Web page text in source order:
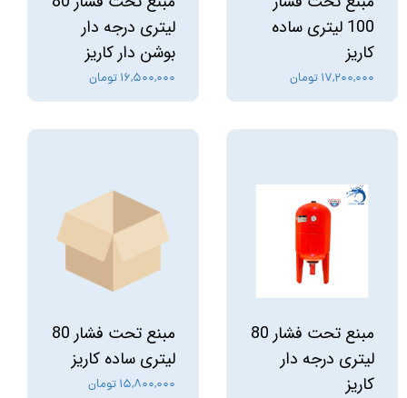
100 لیتری ساده
کاریز
۱۷,۲۰۰,۰۰۰ تومان
لیتری درجه دار
بوشن دار کاریز
۱۶,۵۰۰,۰۰۰ تومان
مبنع تحت فشار 80
لیتری درجه دار
کاریز
مبنع تحت فشار 80
لیتری ساده کاریز
۱۵,۸۰۰,۰۰۰ تومان